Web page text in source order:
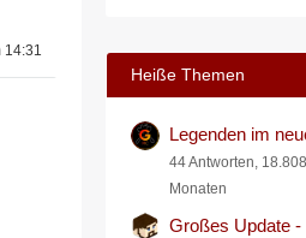
14:31
Heiße Themen
Legenden im
44 Antworten,
Monaten
Großes Update -